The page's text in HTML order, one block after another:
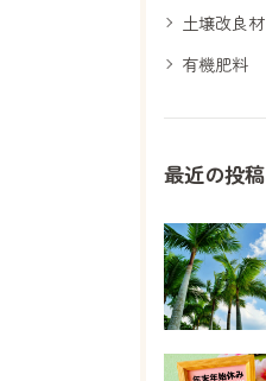
土壌改良材
有機肥料
最近の投稿